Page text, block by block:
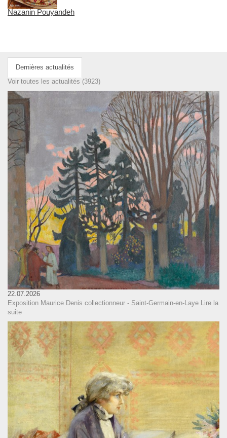
Nazanin Pouyandeh
Dernières actualités
Voir toutes les actualités (3923)
22.07.2026
Exposition Maurice Denis collectionneur - Saint-Germain-en-Laye Lire la
suite